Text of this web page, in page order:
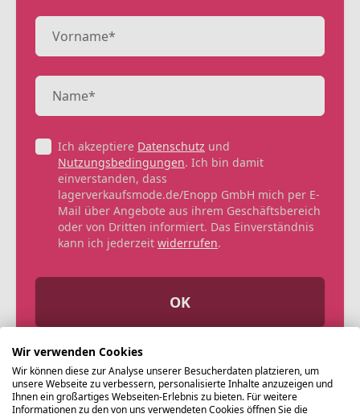
Ich akzeptiere Datenschutz und
Nutzungsbedingungen. Ich bin damit
einverstanden, dass
lagerverkaufsmode.de/Enopp GmbH mich per E-
Mail über Angebote aus ihrem Geschäftsbereich
oder von Dritten informiert. Das Einverständnis
kann ich jederzeit widerrufen.
OK
Wir verwenden Cookies
Wir können diese zur Analyse unserer Besucherdaten platzieren, um
unsere Webseite zu verbessern, personalisierte Inhalte anzuzeigen und
Ihnen ein großartiges Webseiten-Erlebnis zu bieten. Für weitere
Informationen zu den von uns verwendeten Cookies öffnen Sie die